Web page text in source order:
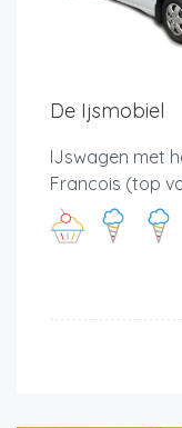
De Ijsmobiel
IJswagen met
Francois (top